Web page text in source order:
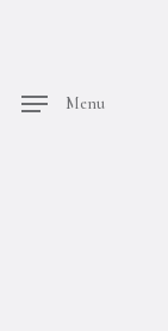
content
Menu